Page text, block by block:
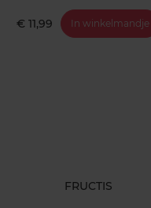
€ 11,99 In winkelmandje
FRUCTIS